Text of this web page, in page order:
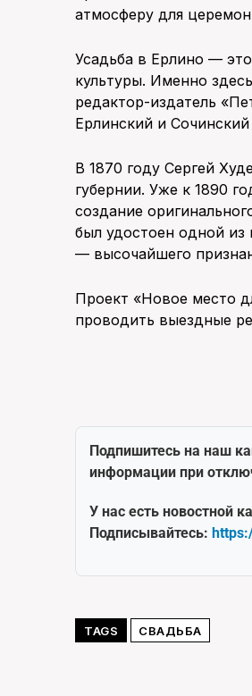
атмосферу для
Усадьба в Ерлино —
культуры. Именно
редактор-издатель
Ерлинский и
В 1870 году Сергей
губернии. Уже к 1890
создание
был удостоен одной
— высочайшего
Проект «Новое место
проводить выездные
Подпишитесь на наш
информации при
У нас есть новостной
Подписывайтесь:
TAGS СВАДЬБА